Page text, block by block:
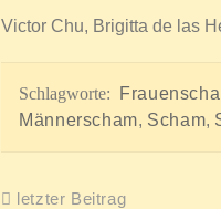
Victor Chu, Brigitta de las
Schlagworte:
Männerscham, Scham,
letzter Beitrag